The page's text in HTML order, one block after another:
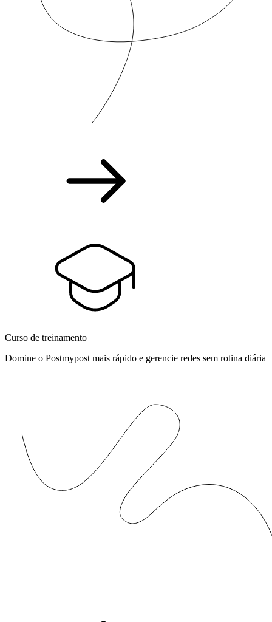
Curso de treinamento
Domine o Postmypost mais rápido e gerencie redes sem rotina diária